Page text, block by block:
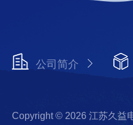
公司简介
Copyright © 2026 江苏久益